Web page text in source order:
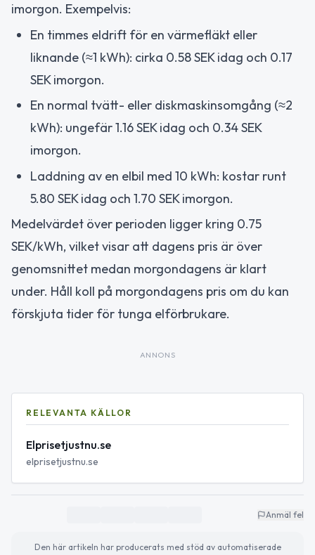
imorgon. Exempelvis:
En timmes eldrift för en värmefläkt eller
liknande (≈1 kWh): cirka 0.58 SEK idag och 0.17
SEK imorgon.
En normal tvätt- eller diskmaskinsomgång (≈2
kWh): ungefär 1.16 SEK idag och 0.34 SEK
imorgon.
Laddning av en elbil med 10 kWh: kostar runt
5.80 SEK idag och 1.70 SEK imorgon.
Medelvärdet över perioden ligger kring 0.75
SEK/kWh, vilket visar att dagens pris är över
genomsnittet medan morgondagens är klart
under. Håll koll på morgondagens pris om du kan
förskjuta tider för tunga elförbrukare.
ANNONS
RELEVANTA KÄLLOR
Elprisetjustnu.se
elprisetjustnu.se
Anmäl fel
Den här artikeln har producerats med stöd av automatiserade